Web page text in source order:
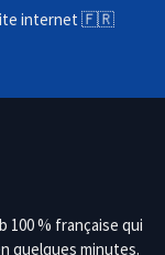
site internet 🇫🇷
100 % française qui
quelques minutes.